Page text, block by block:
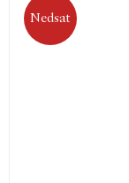
Nedsat